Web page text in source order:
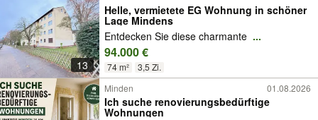
13
Helle, vermietete EG Wohnung in schöner
Lage Mindens
Entdecken Sie diese charmante ...
94.000 €
74 m²
3,5 Zi.
Minden
01.08.2026
Ich suche renovierungsbedürftige
Wohnungen